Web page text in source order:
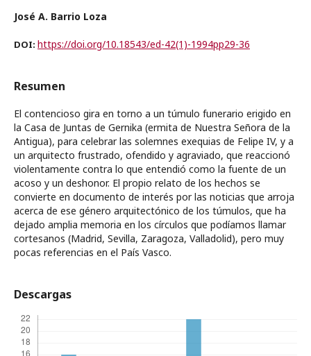
José A. Barrio Loza
DOI: https://doi.org/10.18543/ed-42(1)-1994pp29-36
Resumen
El contencioso gira en torno a un túmulo funerario erigido en
la Casa de Juntas de Gernika (ermita de Nuestra Señora de la
Antigua), para celebrar las solemnes exequias de Felipe IV, y a
un arquitecto frustrado, ofendido y agraviado, que reaccionó
violentamente contra lo que entendió como la fuente de un
acoso y un deshonor. El propio relato de los hechos se
convierte en documento de interés por las noticias que arroja
acerca de ese género arquitectónico de los túmulos, que ha
dejado amplia memoria en los círculos que podíamos llamar
cortesanos (Madrid, Sevilla, Zaragoza, Valladolid), pero muy
pocas referencias en el País Vasco.
Descargas